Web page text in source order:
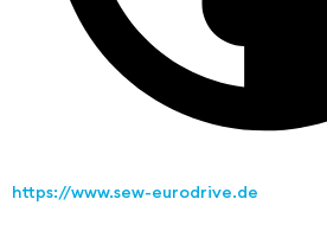
https://www.sew-eurodrive.de